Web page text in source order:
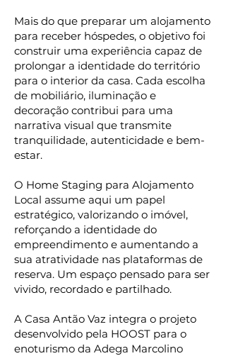
Mais do que preparar um alojamento
para receber hóspedes, o objetivo foi
construir uma experiência capaz de
prolongar a identidade do território
para o interior da casa. Cada escolha
de mobiliário, iluminação e
decoração contribui para uma
narrativa visual que transmite
tranquilidade, autenticidade e bem-
estar.
O Home Staging para Alojamento
Local assume aqui um papel
estratégico, valorizando o imóvel,
reforçando a identidade do
empreendimento e aumentando a
sua atratividade nas plataformas de
reserva. Um espaço pensado para ser
vivido, recordado e partilhado.
A Casa Antão Vaz integra o projeto
desenvolvido pela HOOST para o
enoturismo da Adega Marcolino